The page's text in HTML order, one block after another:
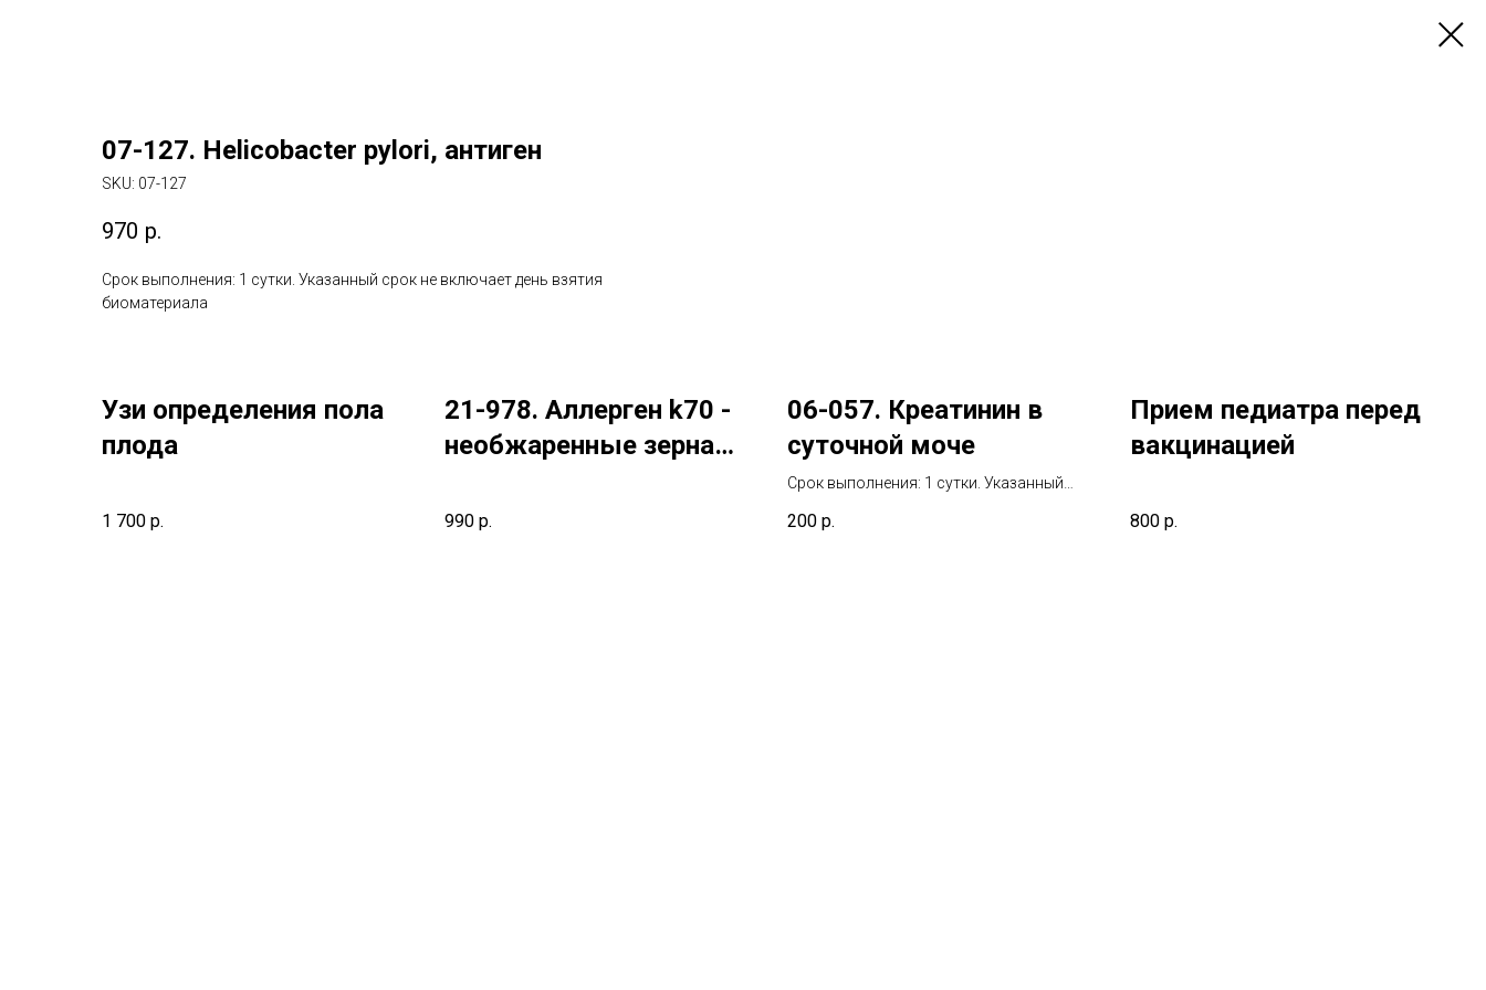
07-127. Helicobacter pylori, антиген
SKU: 07-127
970 р.
Срок выполнения: 1 сутки. Указанный срок не включает день взятия
биоматериала
Узи определения пола
плода
1 700 р.
21-978. Аллерген k70 -
необжаренные зерна
990 р.
06-057. Креатинин в
суточной моче
Срок выполнения: 1 сутки. Указанный
биоматериала
200 р.
Прием педиатра перед
вакцинацией
800 р.